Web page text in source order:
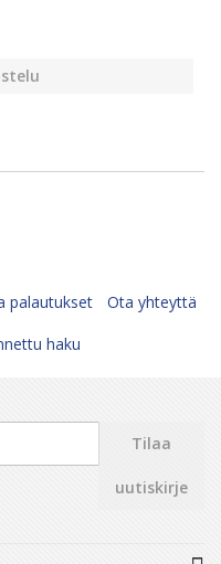
palautukset
Ota yhteyttä
haku
Tilaa
uutiskirje